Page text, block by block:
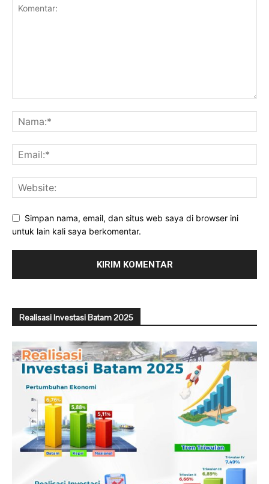
Simpan nama, email, dan situs web saya di browser ini
untuk lain kali saya berkomentar.
Realisasi Investasi Batam 2025